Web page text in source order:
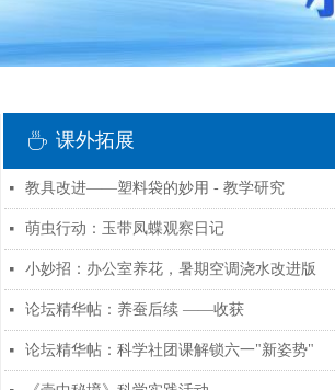
ꄘ 课外拓展
넷 教具改进——塑料袋的妙用 - 教学研究
넷 萌虫行动：玉带凤蝶观察日记
넷 小妙招：办公室养花，暑期空调浇水改进版
넷 论坛精华帖：养蚕后续 ——收获
넷 论坛精华帖：科学社团课解锁六一"新姿势"